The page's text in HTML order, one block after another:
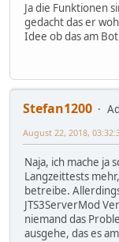
Ja die Funktionen
gedacht das er
Idee ob das am
Stefan1200
August 22, 2018,
Naja, ich mache ja
Langzeittests
betreibe.
JTS3ServerMod
niemand das
ausgehe, das es